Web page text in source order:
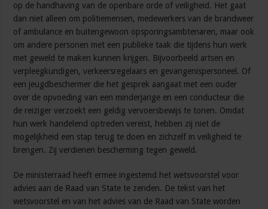
op de handhaving van de openbare orde of veiligheid. Het gaat
dan niet alleen om politiemensen, medewerkers van de brandweer
of ambulance en buitengewoon opsporingsambtenaren, maar ook
om andere personen met een publieke taak die tijdens hun werk
met geweld te maken kunnen krijgen. Bijvoorbeeld artsen en
verpleegkundigen, verkeersregelaars en gevangenispersoneel. Of
een jeugdbeschermer die het gesprek aangaat met een ouder
over de opvoeding van een minderjarige en een conducteur die
de reiziger verzoekt een geldig vervoersbewijs te tonen. Omdat
hun werk handelend optreden vereist, hebben zij niet de
mogelijkheid een stap terug te doen en zichzelf in veiligheid te
brengen. Zij verdienen bescherming tegen geweld.
De ministerraad heeft ermee ingestemd het wetsvoorstel voor
advies aan de Raad van State te zenden. De tekst van het
wetsvoorstel en van het advies van de Raad van State worden